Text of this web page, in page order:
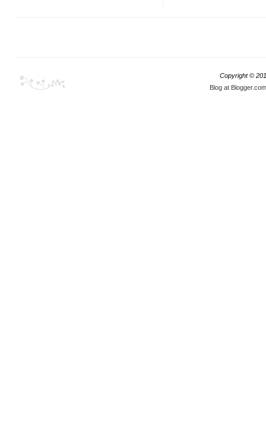
Copyright ©
Blog at Blogger.com